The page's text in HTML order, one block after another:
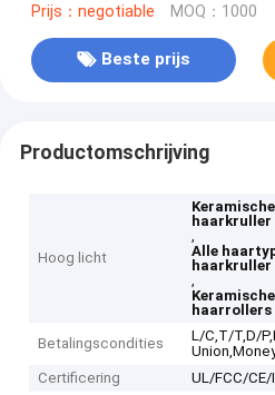
Prijs：negotiable MOQ：1000
Beste prijs
Productomschrijving
Hoog licht
haarkruller
,
Alle
haarkruller
,
haarrollers
Betalingscondities
L/C,T/T,D/
Certificering
UL/FCC/